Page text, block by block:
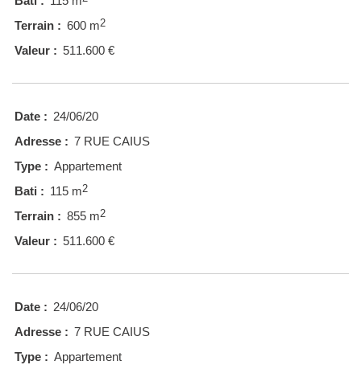
Terrain : 600 m2
Valeur : 511.600 €
Date : 24/06/20
Adresse : 7 RUE CAIUS
Type : Appartement
Bati : 115 m2
Terrain : 855 m2
Valeur : 511.600 €
Date : 24/06/20
Adresse : 7 RUE CAIUS
Type : Appartement